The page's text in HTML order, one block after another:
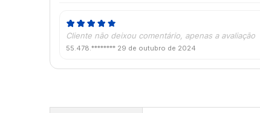
Cliente não deixou comentário, apenas a avaliação
55.478.******** 29 de outubro de 2024